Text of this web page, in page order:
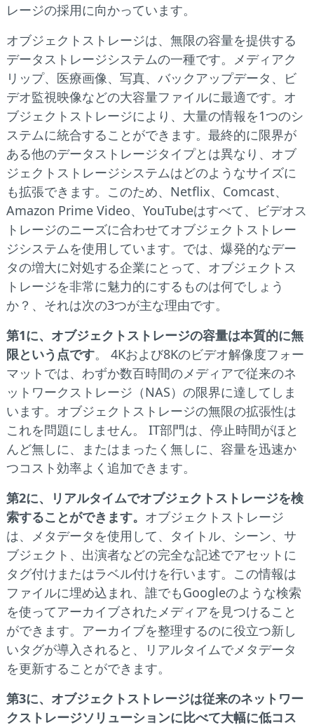
レージの採用に向かっています。
オブジェクトストレージは、無限の容量を提供する
データストレージシステムの一種です。メディアク
リップ、医療画像、写真、バックアップデータ、ビ
デオ監視映像などの大容量ファイルに最適です。オ
ブジェクトストレージにより、大量の情報を1つのシ
ステムに統合することができます。最終的に限界が
ある他のデータストレージタイプとは異なり、オブ
ジェクトストレージシステムはどのようなサイズに
も拡張できます。このため、Netflix、Comcast、
Amazon Prime Video、YouTubeはすべて、ビデオス
トレージのニーズに合わせてオブジェクトストレー
ジシステムを使用しています。では、爆発的なデー
タの増大に対処する企業にとって、オブジェクトス
トレージを非常に魅力的にするものは何でしょう
か？、それは次の3つが主な理由です。
第1に、オブジェクトストレージの容量は本質的に無
限という点です。 4Kおよび8Kのビデオ解像度フォー
マットでは、わずか数百時間のメディアで従来のネ
ットワークストレージ（NAS）の限界に達してしま
います。オブジェクトストレージの無限の拡張性は
これを問題にしません。 IT部門は、停止時間がほと
んど無しに、またはまったく無しに、容量を迅速か
つコスト効率よく追加できます。
第2に、リアルタイムでオブジェクトストレージを検
索することができます。 オブジェクトストレージ
は、メタデータを使用して、タイトル、シーン、サ
ブジェクト、出演者などの完全な記述でアセットに
タグ付けまたはラベル付けを行います。この情報は
ファイルに埋め込まれ、誰でもGoogleのような検索
を使ってアーカイブされたメディアを見つけること
ができます。アーカイブを整理するのに役立つ新し
いタグが導入されると、リアルタイムでメタデータ
を更新することができます。
第3に、オブジェクトストレージは従来のネットワー
クストレージソリューションに比べて大幅に低コス